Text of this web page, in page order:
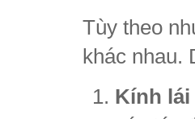
Tùy theo
khác nhau.
Kính